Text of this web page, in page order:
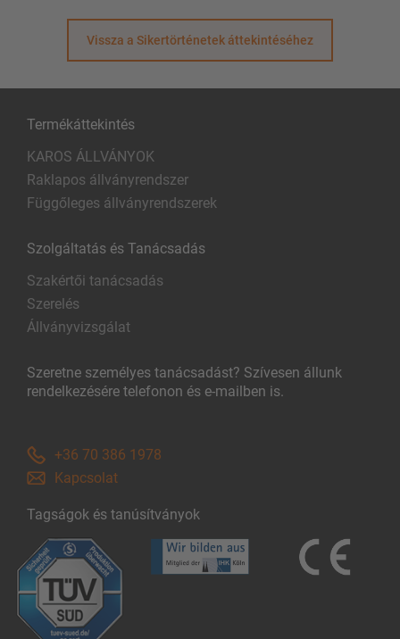
Vissza a Sikertörténetek áttekintéséhez
Termékáttekintés
KAROS ÁLLVÁNYOK
Raklapos állványrendszer
Függőleges állványrendszerek
Szolgáltatás és Tanácsadás
Szakértői tanácsadás
Szerelés
Állványvizsgálat
Szeretne személyes tanácsadást? Szívesen állunk
rendelkezésére telefonon és e-mailben is.
+36 70 386 1978
Kapcsolat
Tagságok és tanúsítványok